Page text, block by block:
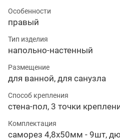
Особенности
правый
Тип изделия
напольно-настенный
Размещение
для ванной, для санузла
Способ крепления
стена-пол, 3 точки
Комплектация
саморез 4,8х50мм - 9шт,